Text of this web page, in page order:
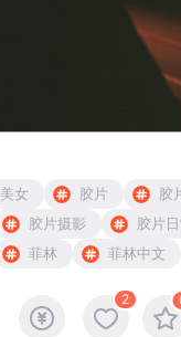
美女 胶片
胶
胶片摄影 胶片
菲林 菲林中文
2